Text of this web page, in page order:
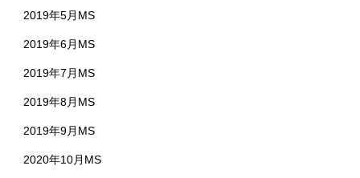
2019年5月MS
2019年6月MS
2019年7月MS
2019年8月MS
2019年9月MS
2020年10月MS